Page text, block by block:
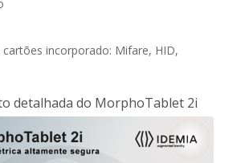
incorporado: Mifare, HID,
detalhada do MorphoTablet 2i